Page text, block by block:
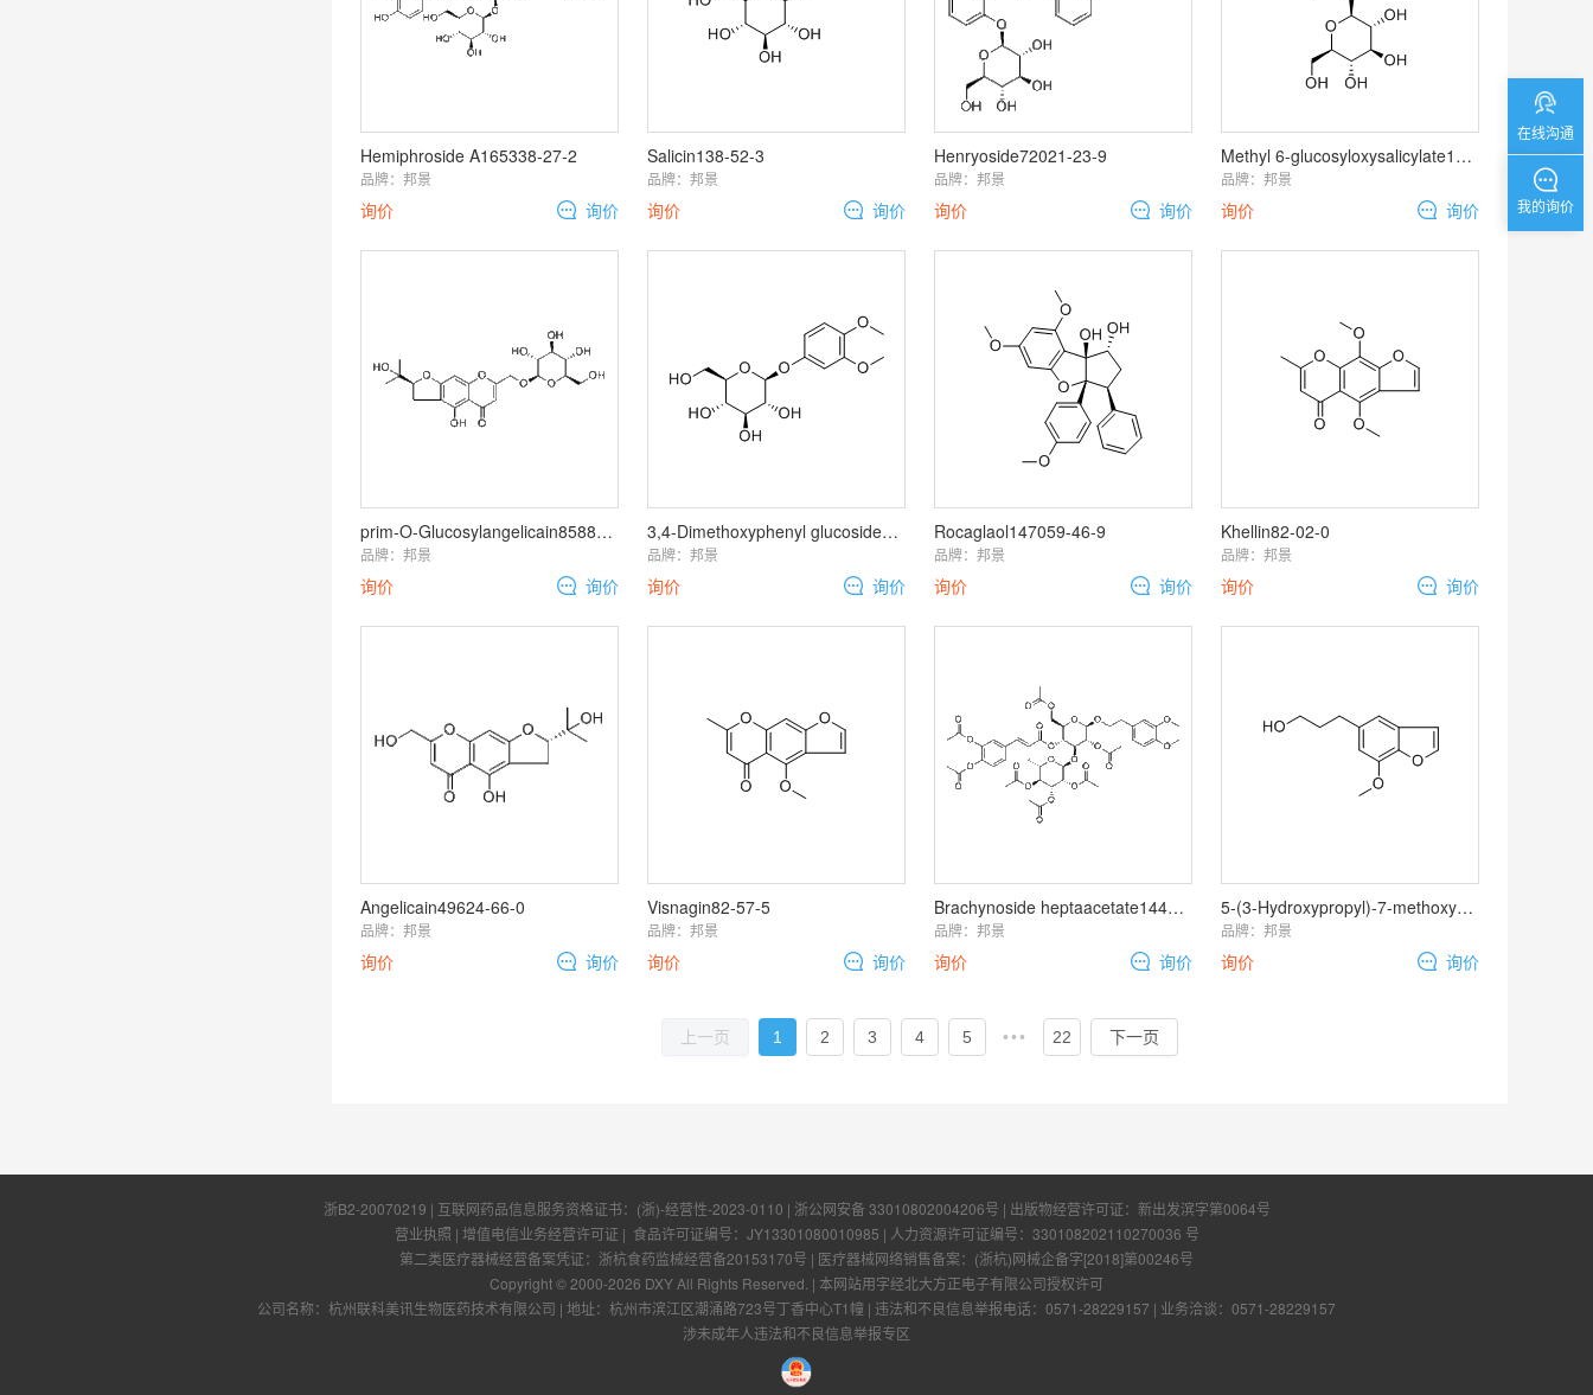
Hemiphroside A165338-27-2
品牌： 邦景
询价 询价
Salicin138-52-3
品牌： 邦景
询价 询价
Henryoside72021-23-9
品牌： 邦景
询价 询价
Methyl 6-glucosyloxysalicylate108124-75-0
品牌： 邦景
询价 询价
prim-O-Glucosylangelicain85889-15-2
品牌： 邦景
询价 询价
3,4-Dimethoxyphenyl glucoside84812-00-0
品牌： 邦景
询价 询价
Rocaglaol147059-46-9
品牌： 邦景
询价 询价
Khellin82-02-0
品牌： 邦景
询价 询价
Angelicain49624-66-0
品牌： 邦景
询价 询价
Visnagin82-57-5
品牌： 邦景
询价 询价
Brachynoside heptaacetate144765-80-0
品牌： 邦景
询价 询价
5-(3-Hydroxypropyl)-7-methoxybenzofuran118930-92
品牌： 邦景
询价 询价
上一页 1 2 3 4 5 ••• 22 下一页
在线沟通
我的询价
浙B2-20070219 | 互联网药品信息服务资格证书： (浙)-经营性-2023-0110 | 浙公网安备 33010802004206号 | 出版物经营许可证： 新出发滨字第0064号
营业执照 | 增值电信业务经营许可证 | 食品许可证编号： JY13301080010985 | 人力资源许可证编号： 330108202110270036 号
第二类医疗器械经营备案凭证：浙杭食药监械经营备20153170号 | 医疗器械网络销售备案：(浙杭)网械企备字[2018]第00246号
Copyright © 2000-2026 DXY All Rights Reserved. | 本网站用字经北大方正电子有限公司授权许可
公司名称：杭州联科美讯生物医药技术有限公司 | 地址：杭州市滨江区潮涌路723号丁香中心T1幢 | 违法和不良信息举报电话：0571-28229157 | 业务洽谈：0571-28229157
涉未成年人违法和不良信息举报专区